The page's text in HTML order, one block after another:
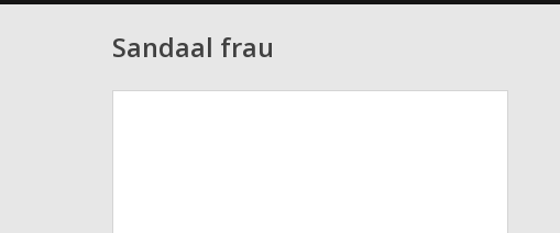
Sandaal frau